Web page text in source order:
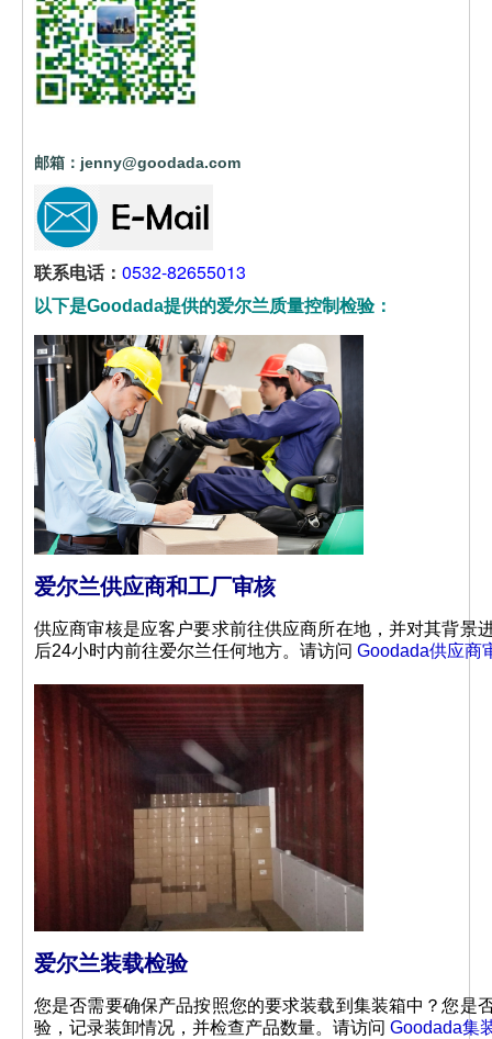
邮箱：jenny@goodada.com
联系电话： 0532-82655013
以下是Goodada提供的爱尔兰质量控制检验：
爱尔兰供应商和工厂审核
供应商审核是应客户要求前往供应商所在地，并对其背景
后24小时内前往爱尔兰任何地方。请访问 Goodada供应商
爱尔兰装载检验
您是否需要确保产品按照您的要求装载到集装箱中？您是
验，记录装卸情况，并检查产品数量。请访问 Goodada集